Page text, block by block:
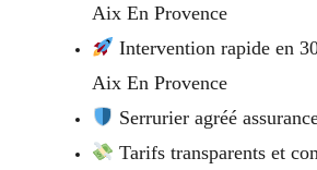
Aix En Provence
Intervention rapide en
Aix En Provence
Serrurier agréé
Tarifs transparents et